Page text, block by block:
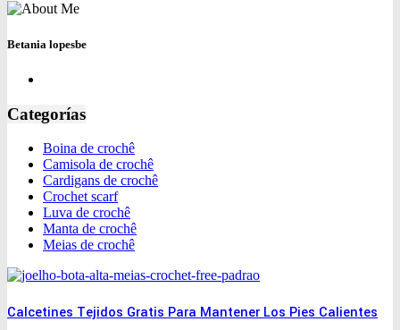
Betania lopesbe
Categorías
Boina de crochê
Camisola de crochê
Cardigans de crochê
Crochet scarf
Luva de crochê
Manta de crochê
Meias de crochê
Calcetines Tejidos Gratis Para Mantener Los Pies Calientes